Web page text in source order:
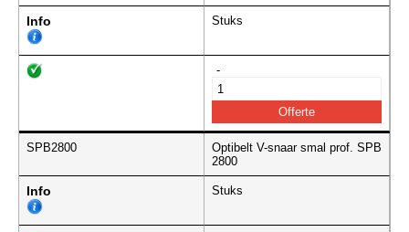
Info Stuks
-
SPB2800
Optibelt V-snaar smal prof. SPB
2800
Info Stuks